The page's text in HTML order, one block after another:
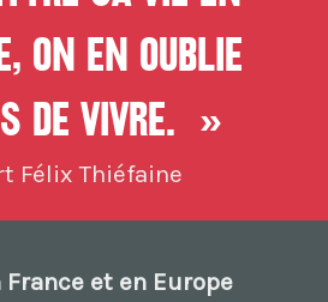
On en oublie
de vivre. »
Félix Thiéfaine
et en Europe